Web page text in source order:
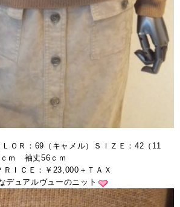
ＯＲ：69（キャメル）ＳＩＺＥ：42（11
ｍ 袖丈56ｃｍ
ＩＣＥ：￥23,000＋ＴＡＸ
デュアルヴューのニット